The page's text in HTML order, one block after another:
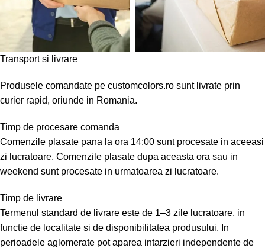
Transport si livrare
Produsele comandate pe customcolors.ro sunt livrate prin
curier rapid, oriunde in Romania.
Timp de procesare comanda
Comenzile plasate pana la ora 14:00 sunt procesate in aceeasi
zi lucratoare. Comenzile plasate dupa aceasta ora sau in
weekend sunt procesate in urmatoarea zi lucratoare.
Timp de livrare
Termenul standard de livrare este de 1–3 zile lucratoare, in
functie de localitate si de disponibilitatea produsului. In
perioadele aglomerate pot aparea intarzieri independente de